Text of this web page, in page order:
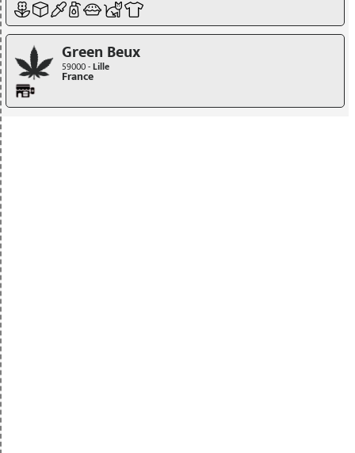
Green Beux
59000 -Lille
France